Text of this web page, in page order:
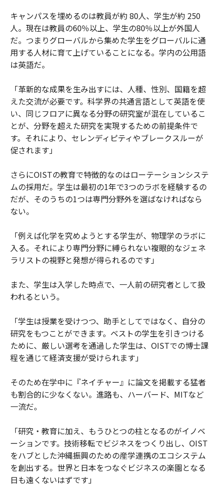
キャンパスを埋めるのは教員が約 80人、学生が約 250
人。現在は教員の60％以上、学生の80％以上が外国人
だ。つまりグローバルから集めた学生をグローバルに通
用する人材に育て上げていることになる。学内の公用語
は英語だ。
「革新的な成果を生み出すには、人種、性別、国籍を超
えた交流が必要です。科学界の共通言語として英語を使
い、同じフロアに異なる分野の研究室が混在しているこ
とが、分野を超えた研究を実現するための前提条件で
す。それにより、セレンディピティやブレークスルーが
促されます」
さらにOISTの教育で特徴的なのはローテーションシステ
ムの採用だ。学生は最初の1年で3つのラボを経験するの
だが、そのうちの1つは専門分野外を選ばなければなら
ない。
「例えば化学を究めようとする学生が、物理学のラボに
入る。それにより専門分野に縛られない複眼的なジェネ
ラリストの視野と発想が得られるのです」
また、学生は入学した時点で、一人前の研究者として扱
われるという。
「学生は授業を受けつつ、助手としてではなく、自分の
研究をもつことができます。ベストの学生を引きつける
ために、厳しい選考を通過した学生は、OISTでの博士課
程を通じて経済支援が受けられます」
そのため在学中に『ネイチャー』に論文を掲載する猛者
も割合的に少なくない。進路も、ハーバード、MITなど
一流だ。
「研究・教育に加え、もうひとつの柱となるのがイノベ
ーションです。技術移転でビジネスをつくり出し、OIST
をハブとした沖縄振興のための産学連携のエコシステム
を創出する。世界と日本をつなぐビジネスの楽園となる
日も遠くないはずです」